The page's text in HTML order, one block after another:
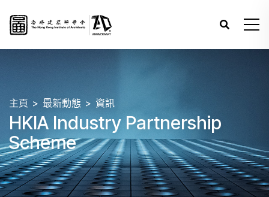
主頁 最新動態 資訊
HKIA Industry Partnership
Scheme